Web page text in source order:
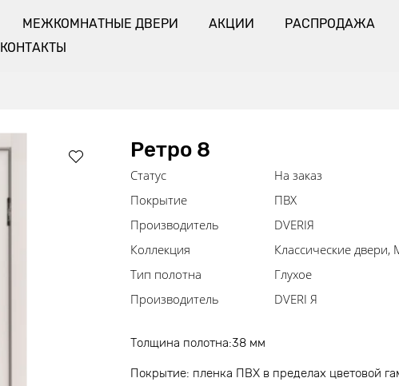
МЕЖКОМНАТНЫЕ ДВЕРИ АКЦИИ РАСПРОДАЖА
КОНТАКТЫ
Ретро 8
Статус
На заказ
Покрытие
ПВХ
Производитель
DVERIЯ
Коллекция
Классические двери,
Тип полотна
Глухое
Производитель
DVERI Я
Толщина полотна:38 мм
Покрытие: пленка ПВХ в пределах цветовой